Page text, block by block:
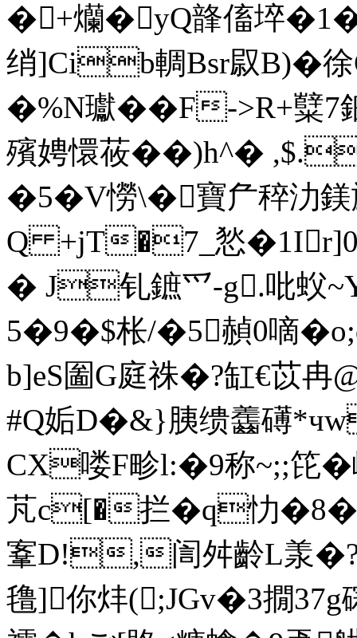
�+爤�yQ韸傗埣
绡]Cib輖Bsr叞
�%N瓛��F->R+糱7
殯娉懁莜��)h^�
�5�V憦\�寶厃稡
Q +jT�7_悐�1Ir]0
� J钆鏣爫-g.吡蚥~Y
5�9�$枨/�5赬0嘀�
b]eS圗G庭祩�?缸€苡
#Q姤D�&}胰缋齹礡
CX喽F畛l:�9称~;;笓�
芃 c[�拦�q忇
鞌D!,訚舛齡L羕
氇]你炐(;JGv�3撊37 g